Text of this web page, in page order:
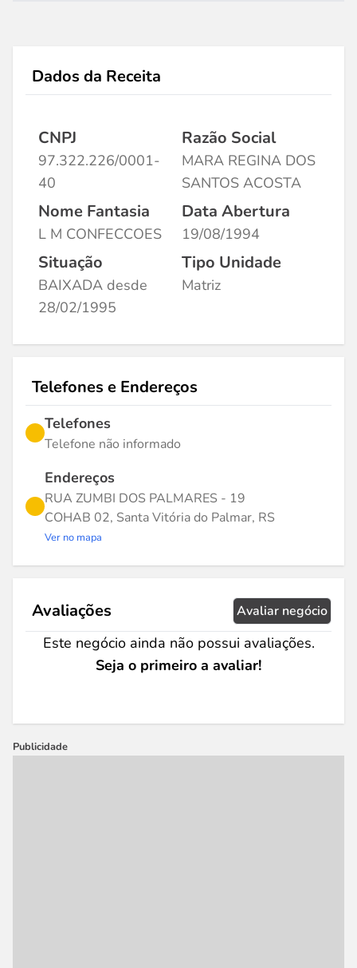
Dados da Receita
CNPJ
97.322.226/0001-
40
Razão Social
MARA REGINA DOS
SANTOS ACOSTA
Nome Fantasia
L M CONFECCOES
Data Abertura
19/08/1994
Situação
BAIXADA desde
28/02/1995
Tipo Unidade
Matriz
Telefones e Endereços
Telefones
Telefone não informado
Endereços
RUA ZUMBI DOS PALMARES - 19
COHAB 02, Santa Vitória do Palmar, RS
Ver no mapa
Avaliações Avaliar negócio
Este negócio ainda não possui avaliações.
Seja o primeiro a avaliar!
Publicidade